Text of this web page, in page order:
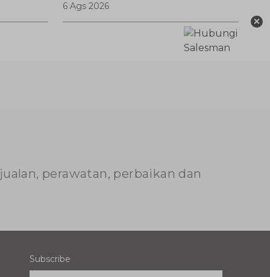
Teknik Jitu Anti Rugi!
6 Ags 2026
perawatan, perbaikan dan
×
Subscribe